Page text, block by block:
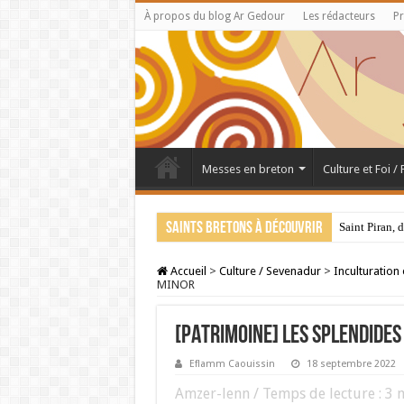
À propos du blog Ar Gedour Les rédacteurs
Messes en breton Culture et Foi /
Saints bretons à découvrir Saint Piran,
Accueil > Culture / Sevenadur > Inculturation
MINOR
[PATRIMOINE] Les
Eflamm Caouissin 18 septembre 2022
Amzer-lenn / Temps de lecture : 3